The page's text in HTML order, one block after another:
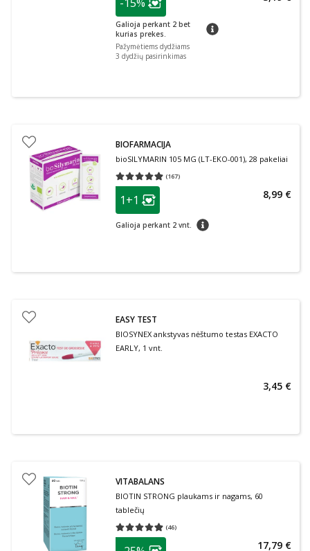
Lojalumo klubo narių nuolaida
Galioja perkant 2 bet
kurias prekes.
patarimas
Pažymėtiems dydžiams
3 dydžių pasirinkimas
BIOFARMACIJA
bioSILYMARIN 105 MG (LT-EKO-001), 28 pakeliai
(167)
Vidutinis įvertinimas 4.85
patarimas
Lojalumo klubo narių nuolaida
1+1
Galioja perkant 2 vnt. patarimas
8,99 €
EASY TEST
BIOSYNEX ankstyvas nėštumo testas EXACTO
EARLY, 1 vnt.
3,45 €
VITABALANS
BIOTIN STRONG plaukams ir nagams, 60
tablečių
(46)
Vidutinis įvertinimas 4.85
patarimas 17,79 €